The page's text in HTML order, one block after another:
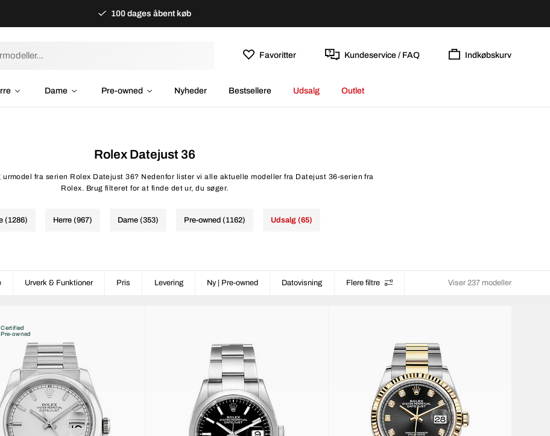
100 dages åbent køb
Favoritter Kundeservice / FAQ Indkøbskurv
Dame Pre-owned Nyheder Bestsellere Udsalg Outlet
Rolex Datejust 36
fra serien Rolex Datejust 36? Nedenfor lister vi alle aktuelle modeller fra Datejust 36-serien fra
Rolex. Brug filteret for at finde det ur, du søger.
(1286) Herre (967) Dame (353) Pre-owned (1162) Udsalg (65)
Urverk & Funktioner Pris Levering Ny | Pre-owned Datovisning Flere filtre Viser 237 modeller
Certified
Pre-owned